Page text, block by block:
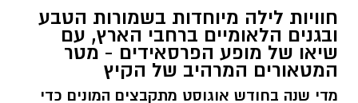
במהלך הפעילות יכירו המשתתפים את הטבע
הייחודי של אזור שפך נחל אלכסנדר, את בעלי
החיים והצמחים המאפיינים אותו ואת המערכת
האקולוגית המקומית. בהמשך יגיעו למרכז החינוך
הימי "מגלים" של אקואושן, שם יוכלו להתבונן בדגם
חוויות לילה מיוחדות בשמורות הטבע
ובגנים הלאומיים ברחבי הארץ, עם
שיאו של מופע הפרסאידים - מטר
המטאורים המרהיב של הקיץ
מדי שנה בחודש אוגוסט מתקבצים המונים כדי